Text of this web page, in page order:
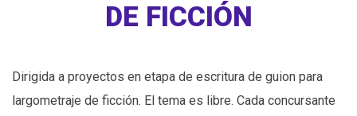
DE FICCIÓN
Dirigida a proyectos en etapa de escritura de guion para
largometraje de ficción. El tema es libre. Cada concursante